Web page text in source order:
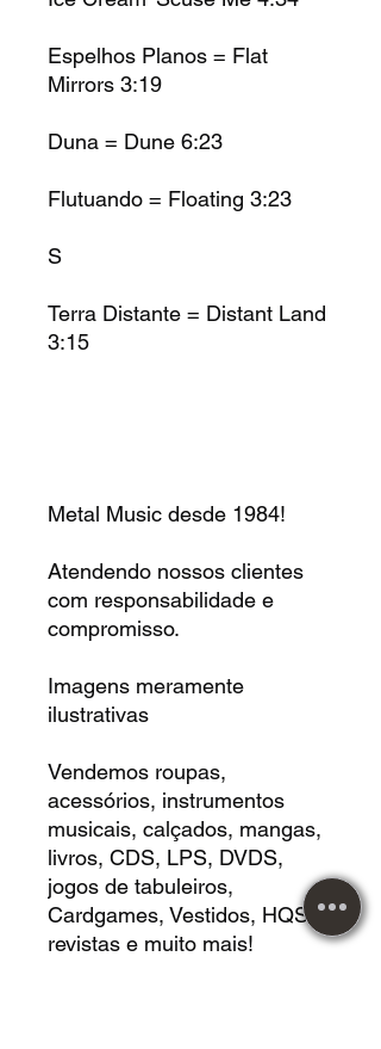
Espelhos Planos = Flat
Mirrors 3:19
Duna = Dune 6:23
Flutuando = Floating 3:23
S
Terra Distante = Distant Land
3:15
Metal Music desde 1984!
Atendendo nossos clientes
com responsabilidade e
compromisso.
Imagens meramente
ilustrativas
Vendemos roupas,
acessórios, instrumentos
musicais, calçados, mangas,
livros, CDS, LPS, DVDS,
jogos de tabuleiros,
Cardgames, Vestidos, HQS,
revistas e muito mais!